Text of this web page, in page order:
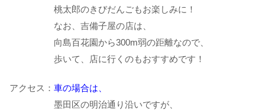
桃太郎のきびだんごもお楽しみに！
なお、吉備子屋の店は、
向島百花園から300m弱の距離なので、
歩いて、店に行くのもおすすめです！
アクセス： 車の場合は、
墨田区の明治通り沿いですが、